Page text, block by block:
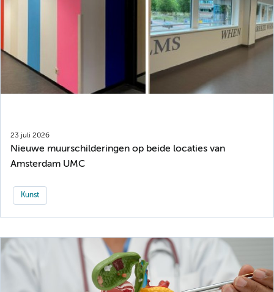
23 juli 2026
Nieuwe muurschilderingen op beide locaties van
Amsterdam UMC
Kunst